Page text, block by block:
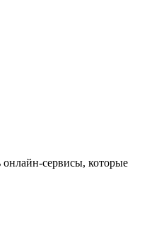
онлайн-сервисы, которые